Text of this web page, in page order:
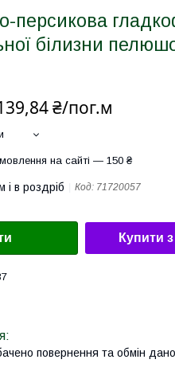
персикова
білизни
₴/пог.м
на сайті — 150 ₴
і в роздріб Код: 71720057
Купити з
повернення та обмін